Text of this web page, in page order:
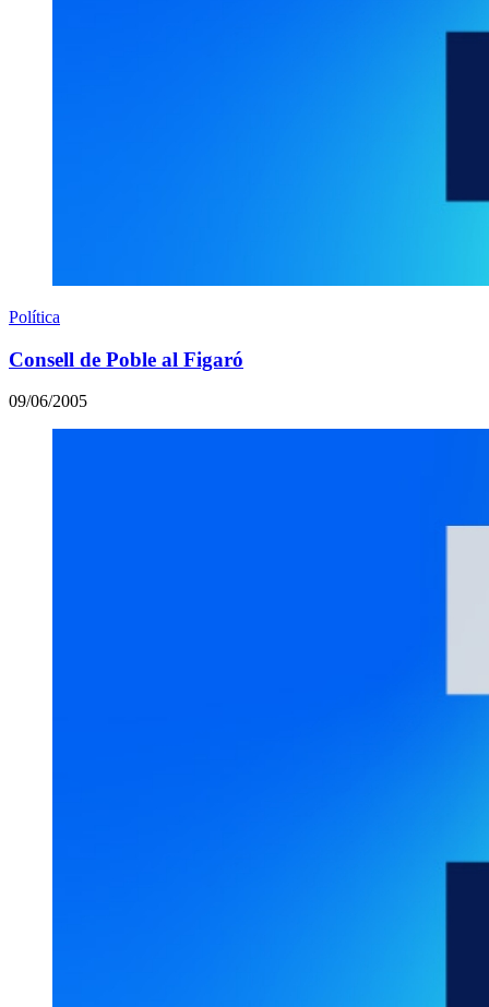
Política
Consell de Poble al Figaró
09/06/2005